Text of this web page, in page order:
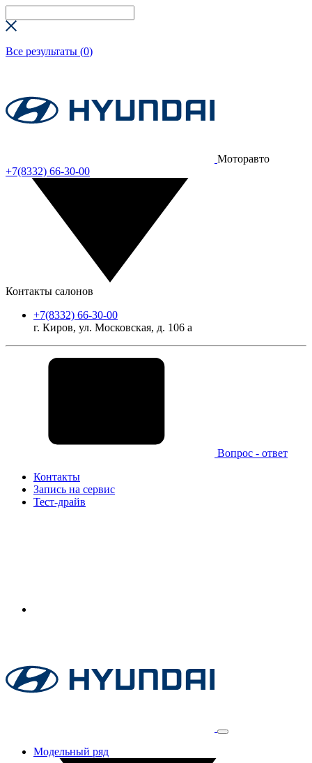
Все результаты (0)
Моторавто
+7(8332) 66-30-00
Контакты салонов
+7(8332) 66-30-00
г. Киров, ул. Московская, д. 106 а
Вопрос - ответ
Контакты
Запись на сервис
Тест-драйв
Модельный ряд